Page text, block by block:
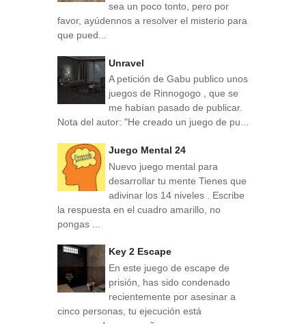
sea un poco tonto, pero por
favor, ayúdennos a resolver el misterio para
que pued...
Unravel
A petición de Gabu publico unos
juegos de Rinnogogo , que se
me habían pasado de publicar.
Nota del autor: "He creado un juego de pu...
Juego Mental 24
Nuevo juego mental para
desarrollar tu mente Tienes que
adivinar los 14 niveles . Escribe
la respuesta en el cuadro amarillo, no
pongas ...
Key 2 Escape
En este juego de escape de
prisión, has sido condenado
recientemente por asesinar a
cinco personas, tu ejecución está